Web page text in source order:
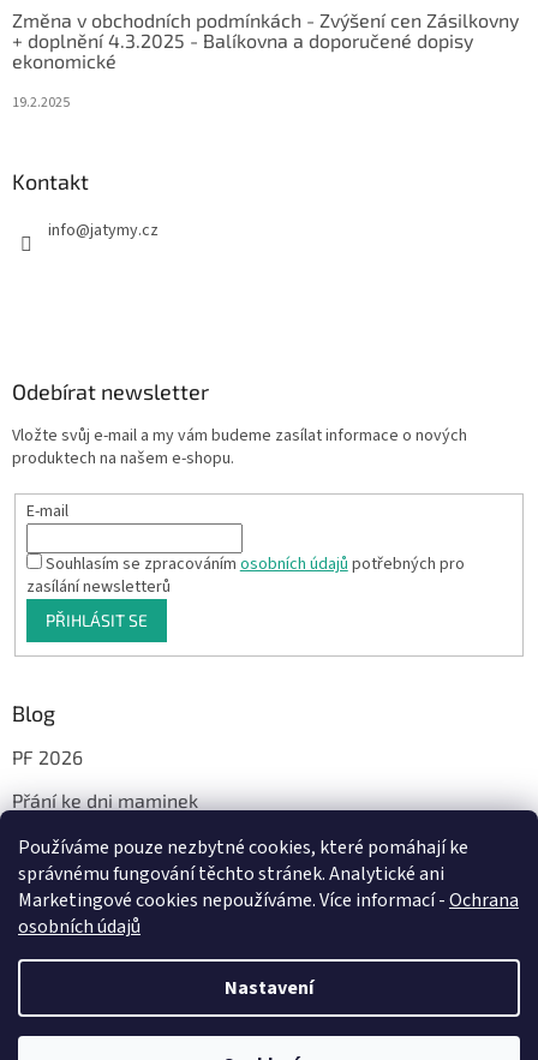
Používáme pouze nezbytné cookies, které pomáhají ke
správnému fungování těchto stránek. Analytické ani
Marketingové cookies nepoužíváme. Více informací -Ochrana
osobních údajů
Nastavení
Milí, od 29.7. do 14.8.2026 bude probíhat dovolená. Vaše objednávky a
Změna v obchodních podmínkách - Zvýšení cen Zásilkovny
+ doplnění 4.3.2025 - Balíkovna a doporučené dopisy
ekonomické
19.2.2025
Kontakt
info@jatymy.cz
Odebírat newsletter
Vložte svůj e-mail a my vám budeme zasílat informace o nových
produktech na našem e-shopu.
E-mail
Souhlasím se zpracovánímosobních údajůpotřebných pro
zasílání newsletterů
PŘIHLÁSIT SE
Blog
PF 2026
Přání ke dni maminek
Facebook
Vytvořil Shoptet